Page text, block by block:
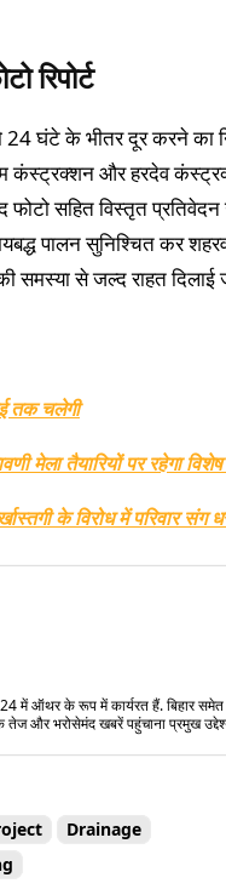
रिपोर्ट
24 घंटे के भीतर दूर करने का
कंस्ट्रक्शन और हरदेव
फोटो सहित विस्तृत
पालन सुनिश्चित कर
समस्या से जल्द राहत दिलाई
तक चलेगी
मेला तैयारियों पर रहेगा
के विरोध में परिवार संग
में ऑथर के रूप में कार्यरत हैं. बिहार
तेज और भरोसेमंद खबरें पहुंचाना प्रमुख
Drainage